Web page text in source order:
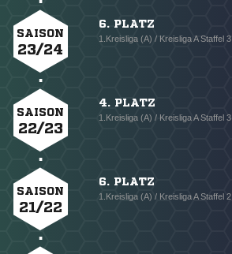
SAISON
23/24
6. PLATZ
1.Kreisliga (A) / Kreisliga A Staffel 3
SAISON
22/23
4. PLATZ
1.Kreisliga (A) / Kreisliga A Staffel 3
SAISON
21/22
6. PLATZ
1.Kreisliga (A) / Kreisliga A Staffel 2